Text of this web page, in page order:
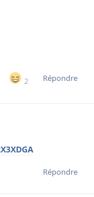
2 Répondre
Répondre